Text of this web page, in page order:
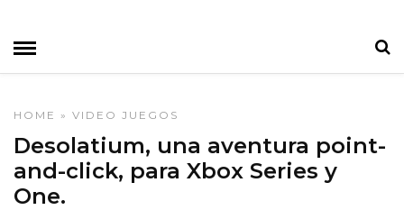
HOME » VIDEO JUEGOS
Desolatium, una aventura point-
and-click, para Xbox Series y
One.